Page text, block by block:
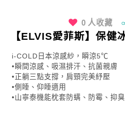
0 人收藏
【ELVIS愛菲斯】保健
i-COLD日本涼感紗，瞬涼5℃
•瞬間涼感、吸濕排汗、抗菌親膚
•正躺三點支撐，肩頸完美紓壓
•側睡、仰睡適用
•山寧泰機能枕套防螨、防霉、抑